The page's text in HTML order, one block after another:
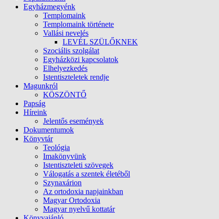
Egyházmegyénk
Templomaink
Templomaink története
Vallási nevelés
LEVÉL SZÜLŐKNEK
Szociális szolgálat
Egyházközi kapcsolatok
Elhelyezkedés
Istentiszteletek rendje
Magunkról
KÖSZÖNTŐ
Papság
Híreink
Jelentős események
Dokumentumok
Könyvtár
Teológia
Imakönyvünk
Istentiszteleti szövegek
Válogatás a szentek életéből
Szynaxárion
Az ortodoxia napjainkban
Magyar Ortodoxia
Magyar nyelvű kottatár